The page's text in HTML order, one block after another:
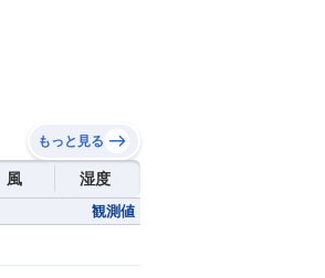
もっと見る
風 湿度
観測値